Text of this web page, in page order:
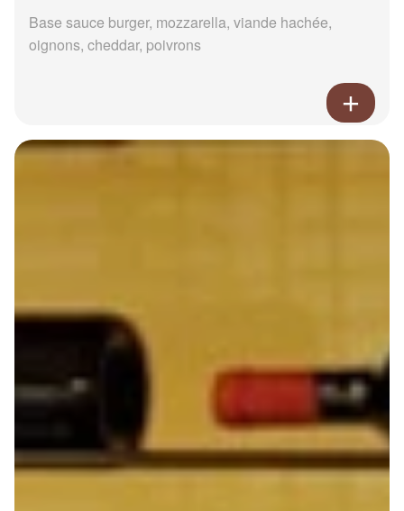
Base sauce burger, mozzarella, viande hachée,
oignons, cheddar, poivrons